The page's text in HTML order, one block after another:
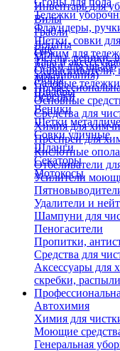
Тележки
Флаундеры,
Щетки, совки
Отжим для
Ручки для швабр
Мопы
Швабры
Инвентарь для
Вилы
Грабли
Лопаты
Метлы, веники,
Опрыскиватели,
Садовые
Черенки
Веники
Щетки
Совки уличные
Шланги
Секаторы
Мотокосы
Еще
Тара и
замачивания)
Основные
Средства для
Химия для
Преспреи для
Кислотные
Отбеливатели
Усилители
Удалители и
Шампуни для
Пеногасители
Пропитки,
Средства для
Аксессуары для
скребки,
Автохимия
Химия для
Моющие
Генеральная